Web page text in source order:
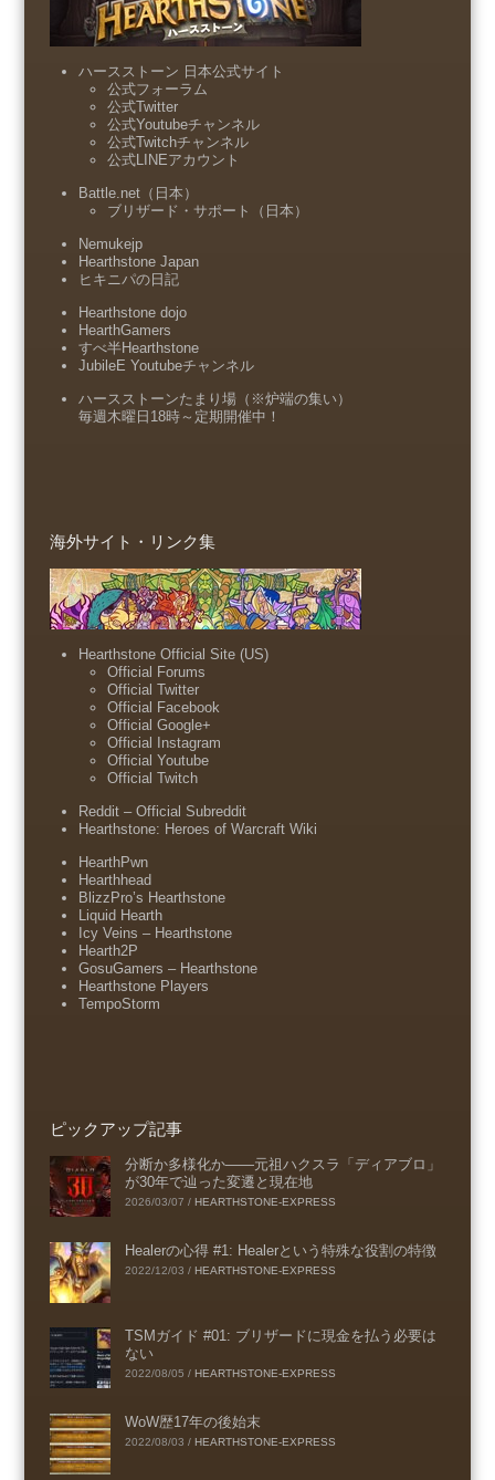
ハースストーン 日本公式サイト
公式フォーラム
公式Twitter
公式Youtubeチャンネル
公式Twitchチャンネル
公式LINEアカウント
Battle.net（日本）
ブリザード・サポート（日本）
Nemukejp
Hearthstone Japan
ヒキニパの日記
Hearthstone dojo
HearthGamers
すべ半Hearthstone
JubileE Youtubeチャンネル
ハースストーンたまり場（※炉端の集い）
毎週木曜日18時～定期開催中！
海外サイト・リンク集
Hearthstone Official Site (US)
Official Forums
Official Twitter
Official Facebook
Official Google+
Official Instagram
Official Youtube
Official Twitch
Reddit – Official Subreddit
Hearthstone: Heroes of Warcraft Wiki
HearthPwn
Hearthhead
BlizzPro’s Hearthstone
Liquid Hearth
Icy Veins – Hearthstone
Hearth2P
GosuGamers – Hearthstone
Hearthstone Players
TempoStorm
ピックアップ記事
分断か多様化か――元祖ハクスラ「ディアブロ」
が30年で辿った変遷と現在地
2026/03/07 / HEARTHSTONE-EXPRESS
Healerの心得 #1: Healerという特殊な役割の特徴
2022/12/03 / HEARTHSTONE-EXPRESS
TSMガイド #01: ブリザードに現金を払う必要は
ない
2022/08/05 / HEARTHSTONE-EXPRESS
WoW歴17年の後始末
2022/08/03 / HEARTHSTONE-EXPRESS